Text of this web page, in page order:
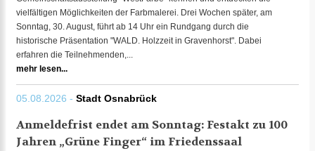
vielfältigen Möglichkeiten der Farbmalerei. Drei Wochen später, am
Sonntag, 30. August, führt ab 14 Uhr ein Rundgang durch die
historische Präsentation "WALD. Holzzeit in Gravenhorst". Dabei
erfahren die Teilnehmenden,...
mehr lesen...
05.08.2026 - Stadt Osnabrück
Anmeldefrist endet am Sonntag: Festakt zu 100
Jahren „Grüne Finger“ im Friedenssaal